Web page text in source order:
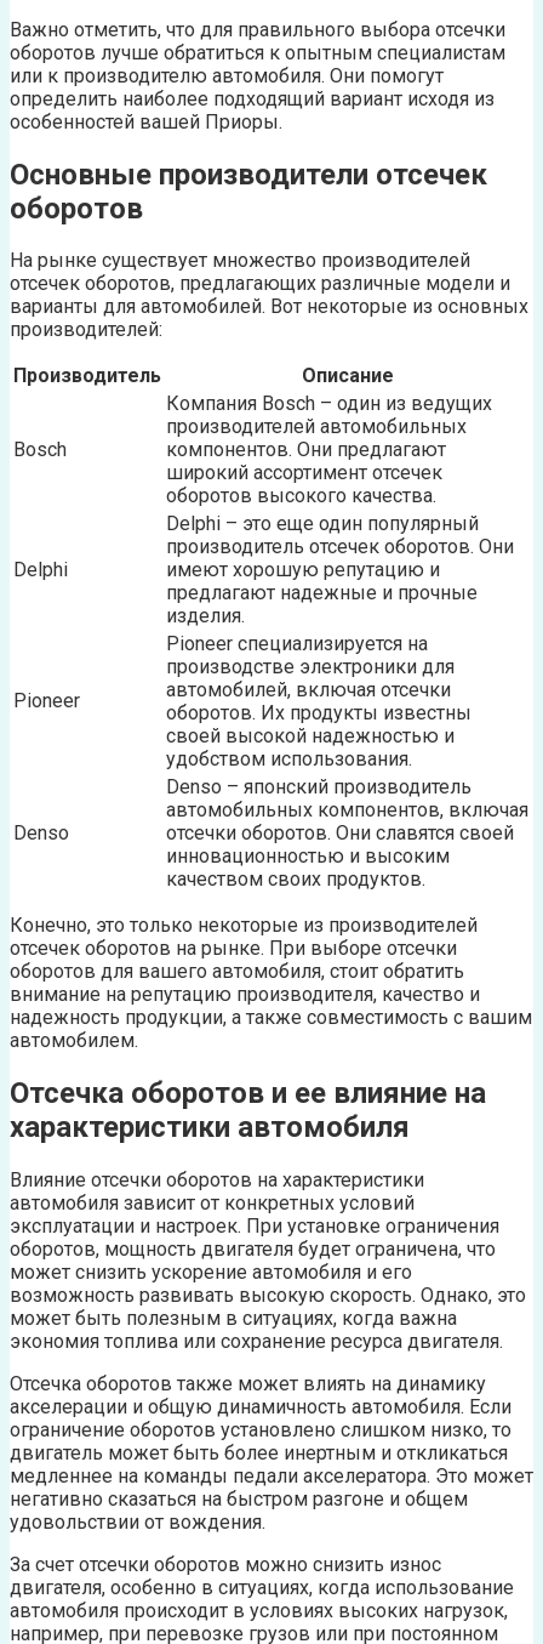
Важно отметить, что для правильного выбора отсечки
оборотов лучше обратиться к опытным специалистам
или к производителю автомобиля. Они помогут
определить наиболее подходящий вариант исходя из
особенностей вашей Приоры.
Основные производители отсечек
оборотов
На рынке существует множество производителей
отсечек оборотов, предлагающих различные модели и
варианты для автомобилей. Вот некоторые из основных
производителей:
Производитель
Описание
Bosch
Компания Bosch – один из ведущих
производителей автомобильных
компонентов. Они предлагают
широкий ассортимент отсечек
оборотов высокого качества.
Delphi
Delphi – это еще один популярный
производитель отсечек оборотов. Они
имеют хорошую репутацию и
предлагают надежные и прочные
изделия.
Pioneer
Pioneer специализируется на
производстве электроники для
автомобилей, включая отсечки
оборотов. Их продукты известны
своей высокой надежностью и
удобством использования.
Denso
Denso – японский производитель
автомобильных компонентов, включая
отсечки оборотов. Они славятся своей
инновационностью и высоким
качеством своих продуктов.
Конечно, это только некоторые из производителей
отсечек оборотов на рынке. При выборе отсечки
оборотов для вашего автомобиля, стоит обратить
внимание на репутацию производителя, качество и
надежность продукции, а также совместимость с вашим
автомобилем.
Отсечка оборотов и ее влияние на
характеристики автомобиля
Влияние отсечки оборотов на характеристики
автомобиля зависит от конкретных условий
эксплуатации и настроек. При установке ограничения
оборотов, мощность двигателя будет ограничена, что
может снизить ускорение автомобиля и его
возможность развивать высокую скорость. Однако, это
может быть полезным в ситуациях, когда важна
экономия топлива или сохранение ресурса двигателя.
Отсечка оборотов также может влиять на динамику
акселерации и общую динамичность автомобиля. Если
ограничение оборотов установлено слишком низко, то
двигатель может быть более инертным и откликаться
медленнее на команды педали акселератора. Это может
негативно сказаться на быстром разгоне и общем
удовольствии от вождения.
За счет отсечки оборотов можно снизить износ
двигателя, особенно в ситуациях, когда использование
автомобиля происходит в условиях высоких нагрузок,
например, при перевозке грузов или при постоянном